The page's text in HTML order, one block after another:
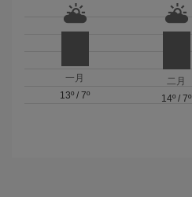
一月
13º /7º
二月
14º / 7º